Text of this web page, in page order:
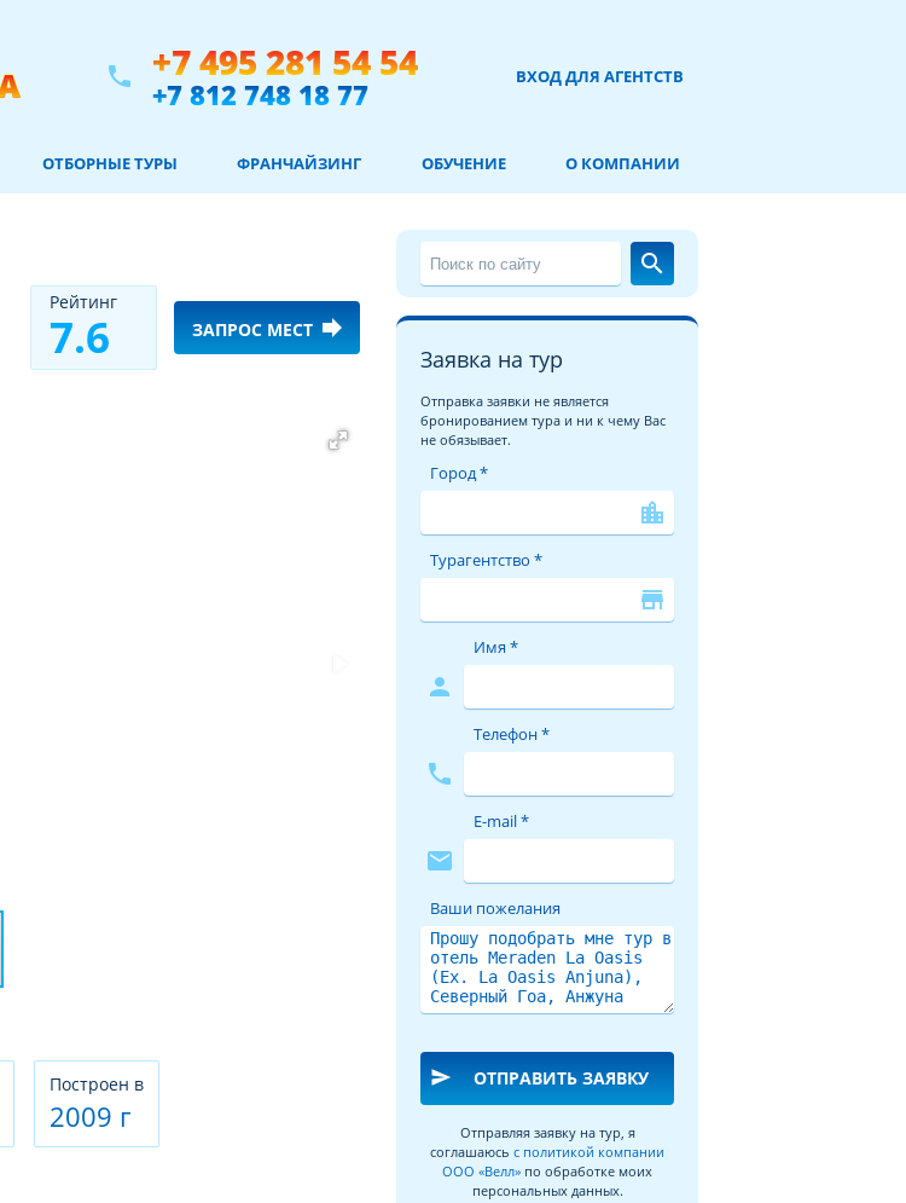
phone +7 495 281 54 54
+7 812 748 18 77 ВХОД ДЛЯ АГЕНТСТВ
ОТБОРНЫЕ ТУРЫ ФРАНЧАЙЗИНГ ОБУЧЕНИЕ О КОМПАНИИ
Рeйтинг
7.6 ЗАПРОС МЕСТ forward
Построен в
2009 г
search
Заявка на тур
Отправка заявки не является
бронированием тура и ни к чему Вас
не обязывает.
Город *
location_city
Турагентство *
store
person
Имя *
phone
Телефон *
mail
E-mail *
Ваши пожелания
send ОТПРАВИТЬ ЗАЯВКУ
Отправляя заявку на тур, я
соглашаюсь с политикой компании
ООО «Велл» по обработке моих
персональных данных.